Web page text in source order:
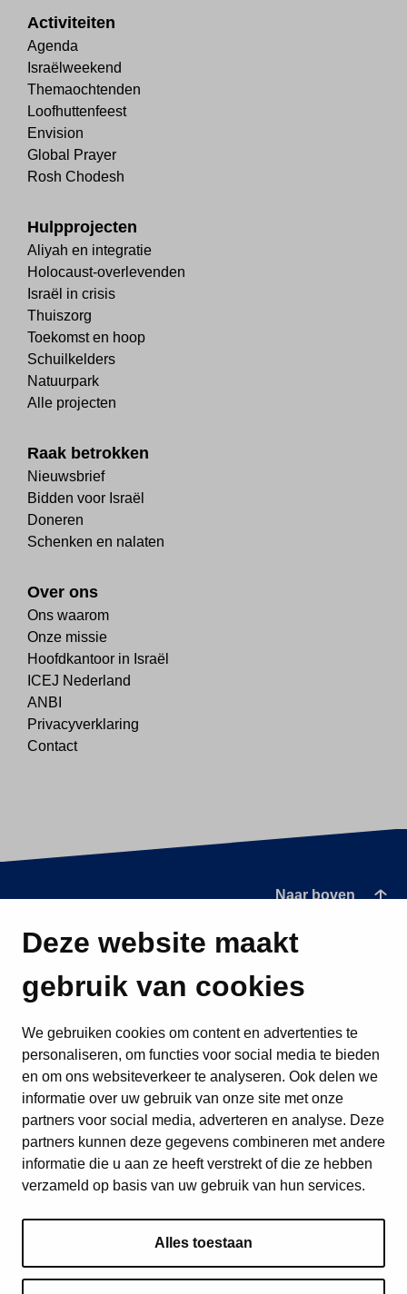
Deze website maakt
gebruik van cookies
We gebruiken cookies om content en advertenties te
personaliseren, om functies voor social media te bieden
en om ons websiteverkeer te analyseren. Ook delen we
informatie over uw gebruik van onze site met onze
partners voor social media, adverteren en analyse. Deze
partners kunnen deze gegevens combineren met andere
informatie die u aan ze heeft verstrekt of die ze hebben
verzameld op basis van uw gebruik van hun services.
Alles toestaan
Activiteiten
Agenda
Israëlweekend
Themaochtenden
Loofhuttenfeest
Envision
Global Prayer
Rosh Chodesh
Hulpprojecten
Aliyah en integratie
Holocaust-overlevenden
Israël in crisis
Thuiszorg
Toekomst en hoop
Schuilkelders
Natuurpark
Alle projecten
Raak betrokken
Nieuwsbrief
Bidden voor Israël
Doneren
Schenken en nalaten
Over ons
Ons waarom
Onze missie
Hoofdkantoor in Israël
ICEJ Nederland
ANBI
Privacyverklaring
Contact
Naar boven